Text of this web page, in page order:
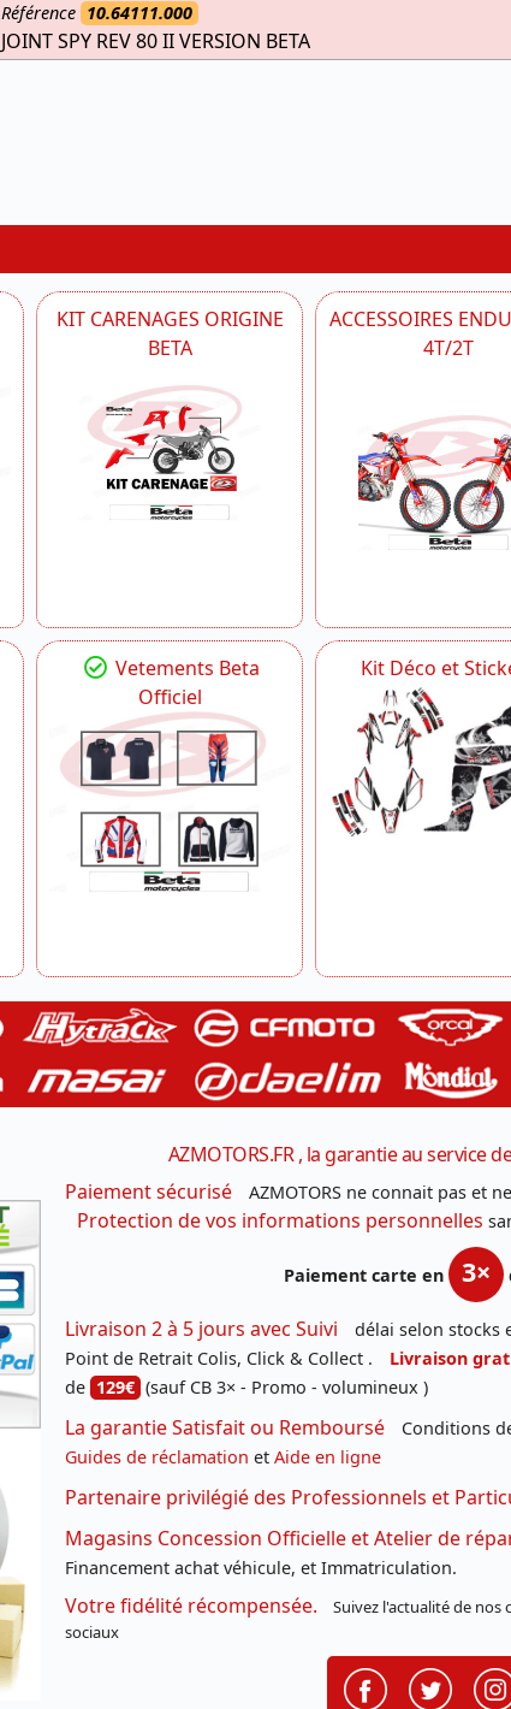
Référence 10.64111.000
JOINT SPY REV 80 II VERSION BETA
KIT CARENAGES ORIGINE
BETA
ACCESSOIRES
4T/2T
Vetements Beta
Officiel
Kit Déco et
AZMOTORS.FR , la garantie au service
Paiement sécurisé
AZMOTORS ne connait pas et
Protection de vos informations personnelles
Paiement carte en 3×
Livraison 2 à 5 jours avec Suivi
délai selon stocks
Point de Retrait Colis, Click & Collect .
Livraison
de 129€ (sauf CB 3× - Promo - volumineux )
La garantie Satisfait ou Remboursé
Conditions
Guides de réclamation et Aide en ligne
Partenaire privilégié des Professionnels et
Magasins Concession Officielle et Atelier de
Financement achat véhicule, et Immatriculation.
Votre fidélité récompensée.
Suivez l'actualité de nos
sociaux